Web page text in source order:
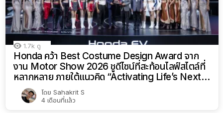
1.7k ดู
Honda คว้า Best Costume Design Award จาก
งาน Motor Show 2026 ชูดีไซน์ที่สะท้อนไลฟ์สไตล์ที่
หลากหลาย ภายใต้แนวคิด “Activating Life’s Next
Move”โดย Sahakrit S
4 เดือนที่แล้ว